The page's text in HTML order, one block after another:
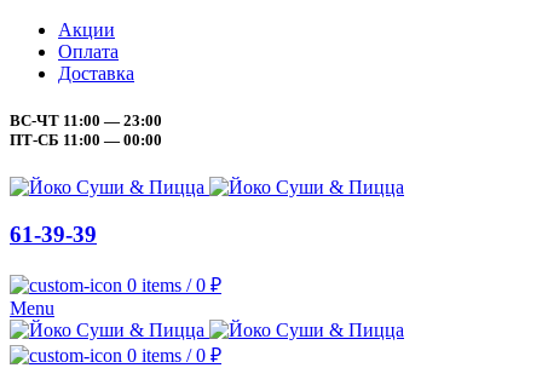
Акции
Оплата
Доставка
ВС-ЧТ 11:00 — 23:00
ПТ-СБ 11:00 — 00:00
61-39-39
0 items / 0 ₽
Menu
0 items / 0 ₽